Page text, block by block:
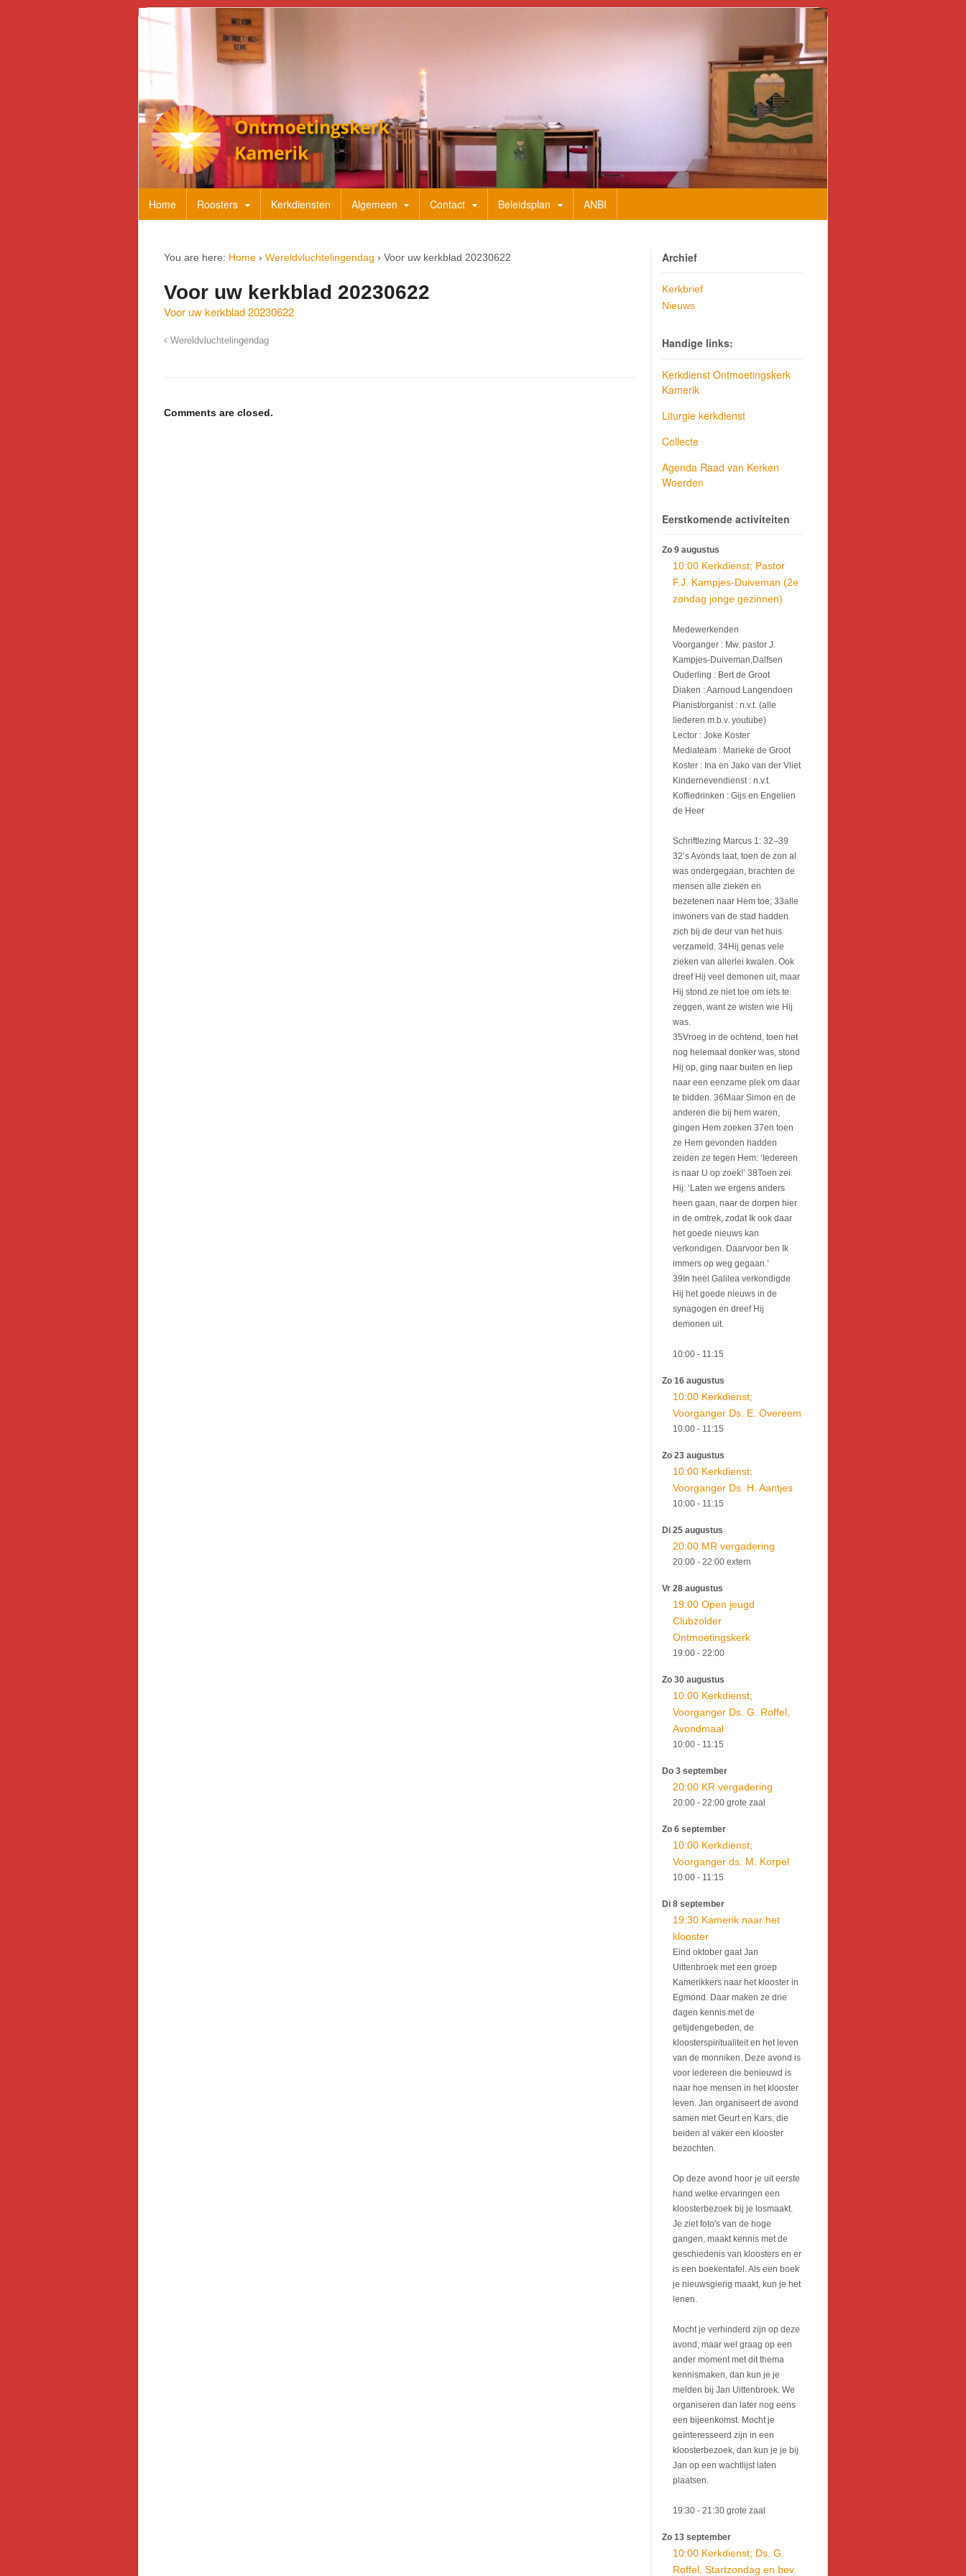
Home Roosters Kerkdiensten Algemeen Contact Beleidsplan ANBI
You are here: Home › Wereldvluchtelingendag › Voor uw kerkblad 20230622
Voor uw kerkblad 20230622
Voor uw kerkblad 20230622
Wereldvluchtelingendag
Comments are closed.
Archief
Kerkbrief
Nieuws
Handige links:
Kerkdienst Ontmoetingskerk
Kamerik
Liturgie kerkdienst
Collecte
Agenda Raad van Kerken
Woerden
Eerstkomende activiteiten
Zo 9 augustus
10:00 Kerkdienst; Pastor
F.J. Kampjes-Duiveman (2e
zondag jonge gezinnen)
Medewerkenden
Voorganger : Mw. pastor J.
Kampjes-Duiveman,Dalfsen
Ouderling : Bert de Groot
Diaken : Aarnoud Langendoen
Pianist/organist : n.v.t. (alle
liederen m.b.v. youtube)
Lector : Joke Koster
Mediateam : Marieke de Groot
Koster : Ina en Jako van der Vliet
Kindernevendienst : n.v.t.
Koffiedrinken : Gijs en Engelien
de Heer
Schriftlezing Marcus 1: 32–39
32’s Avonds laat, toen de zon al
was ondergegaan, brachten de
mensen alle zieken en
bezetenen naar Hem toe; 33alle
inwoners van de stad hadden
zich bij de deur van het huis
verzameld. 34Hij genas vele
zieken van allerlei kwalen. Ook
dreef Hij veel demonen uit, maar
Hij stond ze niet toe om iets te
zeggen, want ze wisten wie Hij
was.
35Vroeg in de ochtend, toen het
nog helemaal donker was, stond
Hij op, ging naar buiten en liep
naar een eenzame plek om daar
te bidden. 36Maar Simon en de
anderen die bij hem waren,
gingen Hem zoeken 37en toen
ze Hem gevonden hadden
zeiden ze tegen Hem: ‘Iedereen
is naar U op zoek!’ 38Toen zei
Hij: ‘Laten we ergens anders
heen gaan, naar de dorpen hier
in de omtrek, zodat Ik ook daar
het goede nieuws kan
verkondigen. Daarvoor ben Ik
immers op weg gegaan.’
39In heel Galilea verkondigde
Hij het goede nieuws in de
synagogen en dreef Hij
demonen uit.
10:00 - 11:15
Zo 16 augustus
10:00 Kerkdienst;
Voorganger Ds. E. Overeem
10:00 - 11:15
Zo 23 augustus
10:00 Kerkdienst;
Voorganger Ds. H. Aantjes
10:00 - 11:15
Di 25 augustus
20:00 MR vergadering
20:00 - 22:00extern
Vr 28 augustus
19:00 Open jeugd
Clubzolder
Ontmoetingskerk
19:00 - 22:00
Zo 30 augustus
10:00 Kerkdienst;
Voorganger Ds. G. Roffel,
Avondmaal
10:00 - 11:15
Do 3 september
20:00 KR vergadering
20:00 - 22:00grote zaal
Zo 6 september
10:00 Kerkdienst;
Voorganger ds. M. Korpel
10:00 - 11:15
Di 8 september
19:30 Kamerik naar het
klooster
Eind oktober gaat Jan
Uittenbroek met een groep
Kamerikkers naar het klooster in
Egmond. Daar maken ze drie
dagen kennis met de
getijdengebeden, de
kloosterspiritualiteit en het leven
van de monniken. Deze avond is
voor iedereen die benieuwd is
naar hoe mensen in het klooster
leven. Jan organiseert de avond
samen met Geurt en Kars, die
beiden al vaker een klooster
bezochten.
Op deze avond hoor je uit eerste
hand welke ervaringen een
kloosterbezoek bij je losmaakt.
Je ziet foto's van de hoge
gangen, maakt kennis met de
geschiedenis van kloosters en er
is een boekentafel. Als een boek
je nieuwsgierig maakt, kun je het
lenen.
Mocht je verhinderd zijn op deze
avond, maar wel graag op een
ander moment met dit thema
kennismaken, dan kun je je
melden bij Jan Uittenbroek. We
organiseren dan later nog eens
een bijeenkomst. Mocht je
geïnteresseerd zijn in een
kloosterbezoek, dan kun je je bij
Jan op een wachtlijst laten
plaatsen.
19:30 - 21:30grote zaal
Zo 13 september
10:00 Kerkdienst; Ds. G.
Roffel, Startzondag en bev.